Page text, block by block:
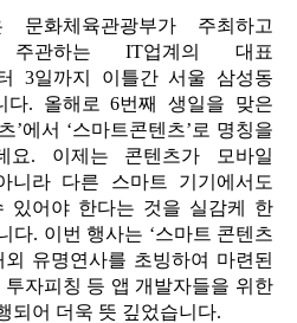
문화체육관광부가 주최하고
주관하는 IT업계의 대표
3일까지 이틀간 서울 삼성동
다. 올해로 6번째 생일을 맞은
’에서 ‘스마트콘텐츠’로 명칭을
요. 이제는 콘텐츠가 모바일
니라 다른 스마트 기기에서도
있어야 한다는 것을 실감케 한
다. 이번 행사는 ‘스마트 콘텐츠
유명연사를 초빙하여 마련된
자피칭 등 앱 개발자들을 위한
되어 더욱 뜻 깊었습니다.